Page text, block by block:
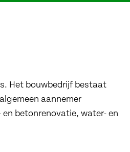
Het bouwbedrijf bestaat
aannemer
betonrenovatie, water- en